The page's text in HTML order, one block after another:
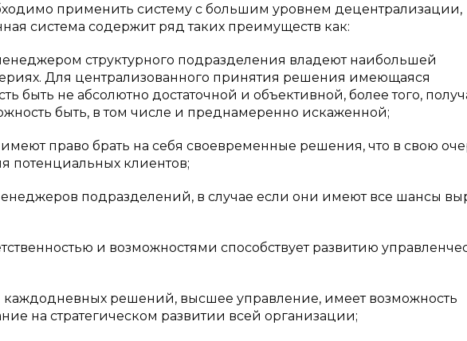
применить систему с большим уровнем децентрализации,
система содержит ряд таких преимуществ как:
структурного подразделения владеют наибольшей
Для централизованного принятия решения имеющаяся
быть не абсолютно достаточной и объективной, более того,
быть, в том числе и преднамеренно искаженной;
право брать на себя своевременные решения, что в свою
потенциальных клиентов;
подразделений, в случае если они имеют все шансы
и возможностями способствует развитию
решений, высшее управление, имеет возможность
на стратегическом развитии всей организации;